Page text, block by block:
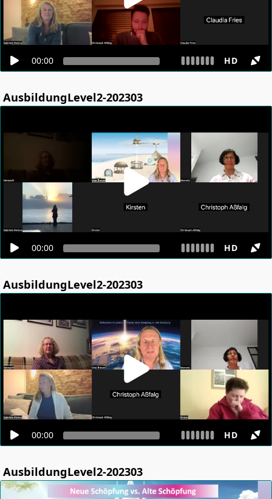
00:00 HD
AusbildungLevel2-202303
00:00 HD
AusbildungLevel2-202303
00:00 HD
AusbildungLevel2-202303